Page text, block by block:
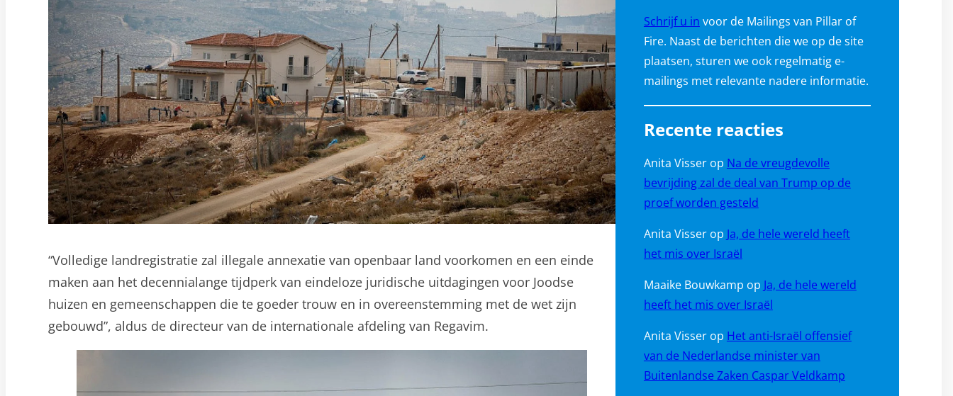
“Volledige landregistratie zal illegale annexatie van openbaar land voorkomen en een einde
maken aan het decennialange tijdperk van eindeloze juridische uitdagingen voor Joodse
huizen en gemeenschappen die te goeder trouw en in overeenstemming met de wet zijn
gebouwd”, aldus de directeur van de internationale afdeling van Regavim.
Schrijf u in voor de Mailings van Pillar of
Fire. Naast de berichten die we op de site
plaatsen, sturen we ook regelmatig e-
mailings met relevante nadere informatie.
Recente reacties
Anita Visserop Na de vreugdevolle
bevrijding zal de deal van Trump op de
proef worden gesteld
Anita Visserop Ja, de hele wereld heeft
het mis over Israël
Maaike Bouwkamp op Ja, de hele wereld
heeft het mis over Israël
Anita Visserop Het anti-Israël offensief
van de Nederlandse minister van
Buitenlandse Zaken Caspar Veldkamp